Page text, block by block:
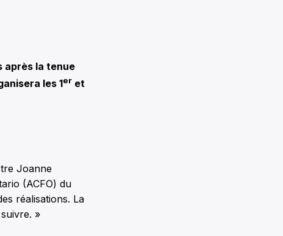
après la tenue
les 1er et
Joanne
(ACFO) du
réalisations. La
»